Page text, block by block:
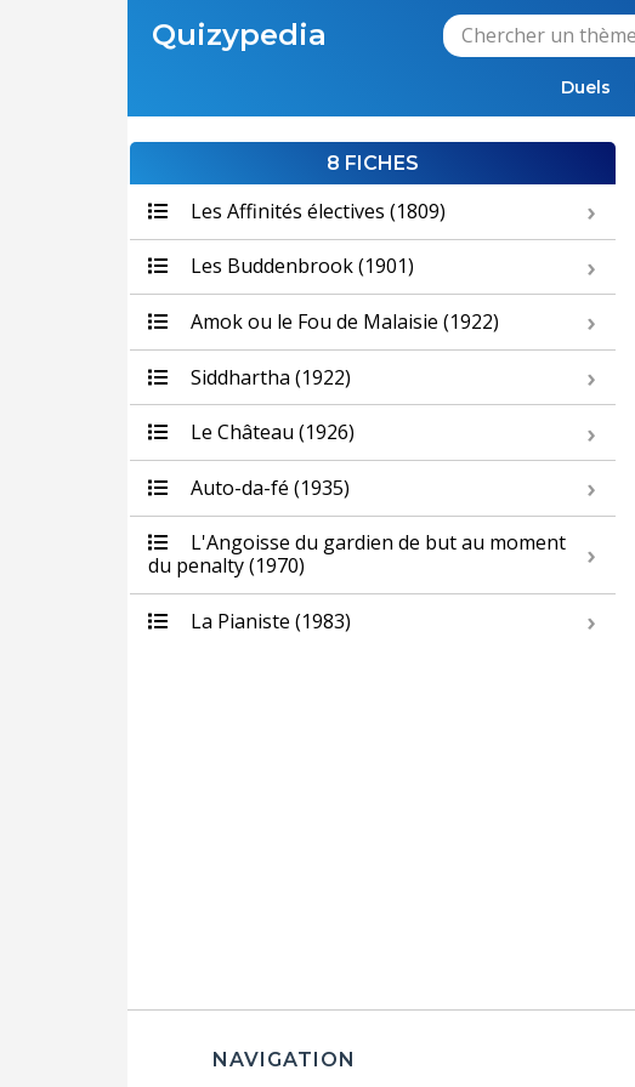
Quizypedia
Duels
8 FICHES
Les Affinités électives (1809)
Les Buddenbrook (1901)
Amok ou le Fou de Malaisie (1922)
Siddhartha (1922)
Le Château (1926)
Auto-da-fé (1935)
L'Angoisse du gardien de but au moment
du penalty (1970)
La Pianiste (1983)
NAVIGATION